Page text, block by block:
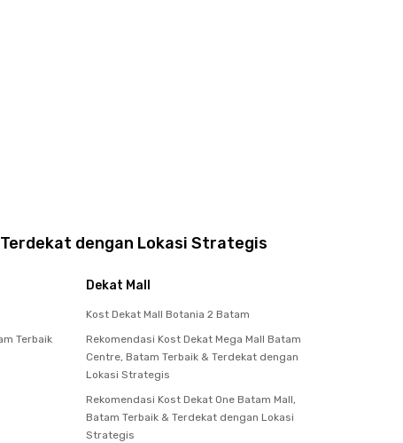
dengan Lokasi Strategis
Terbaik
Dekat Mall
Kost Dekat Mall Botania 2 Batam
Rekomendasi Kost Dekat Mega Mall Batam
Centre, Batam Terbaik & Terdekat dengan
Lokasi Strategis
Rekomendasi Kost Dekat One Batam Mall,
Batam Terbaik & Terdekat dengan Lokasi
Strategis